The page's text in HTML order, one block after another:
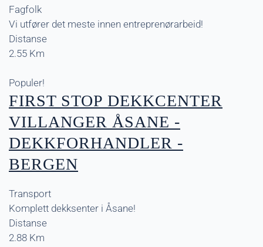
Fagfolk
Vi utfører det meste innen entreprenørarbeid!
Distanse
2.55 Km
Populer!
FIRST STOP DEKKCENTER
VILLANGER ÅSANE -
DEKKFORHANDLER -
BERGEN
Transport
Komplett dekksenter i Åsane!
Distanse
2.88 Km